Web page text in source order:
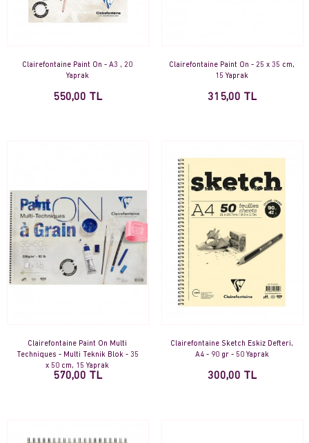
Clairefontaine Paint On - A3 , 20
Yaprak
550,00 TL
Clairefontaine Paint On - 25 x 35 cm,
15 Yaprak
315,00 TL
Clairefontaine Paint On Multi
Techniques - Multi Teknik Blok - 35
x 50 cm, 15 Yaprak
570,00 TL
Clairefontaine Sketch Eskiz Defteri,
A4 - 90 gr - 50 Yaprak
300,00 TL